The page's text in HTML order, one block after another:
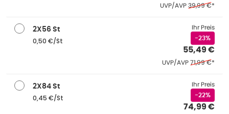
UVP/AVPEhemaliger
39,99 €*
2X56 St
0,50 €/St
Ihr Preis
-23%
55,49 €
UVP/AVPEhemaliger
71,99 €*
2X84 St
0,45 €/St
Ihr Preis
-22%
74,99 €